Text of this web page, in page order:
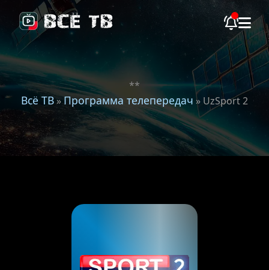
**
Всё ТВ»Программа телепередач » UzSport 2